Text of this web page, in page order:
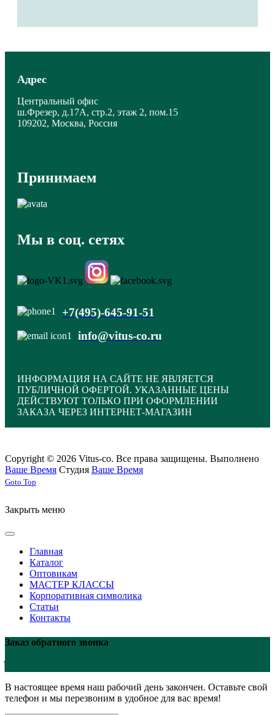
Адрес
Центральный офис
ш.Фрезер, д.17А, стр.2, этаж 2, пом.15
109202, Москва, Россия
Принимаем
Мы в соц. сетях
+7(495)-645-91-51
info@vitus-co.ru
ИНФОРМАЦИЯ НА САЙТЕ НЕ ЯВЛЯЕТСЯ
ПУБЛИЧНОЙ ОФЕРТОЙ. УКАЗАННЫЕ ЦЕНЫ
ДЕЙСТВУЮТ ТОЛЬКО ПРИ ОФОРМЛЕНИИ
ЗАКАЗА ЧЕРЕЗ ИНТЕРНЕТ-МАГАЗИН
Copyright © 2026 Vitus-co. Все права защищены. Выполнено
Ваше Время Студия Ваше Время
Joomla! 3 Templates
Goto Top
Закрыть меню
Главная
Каталог
Оптовикам
МАСТЕР КЛАССЫ
Корпоративная символика
Статьи
Контакты
Заказ обратного звонка
В настоящее время наш рабочий день закончен. Оставьте свой
телефон и мы перезвоним в удобное для вас время!